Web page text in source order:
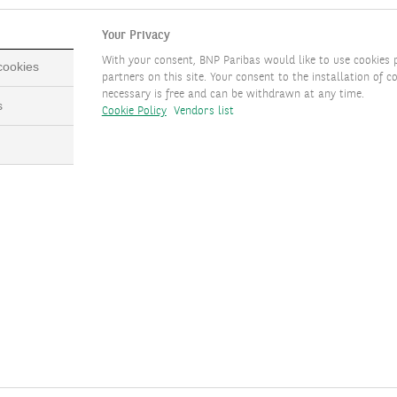
éolienne au réseau électrique. Cela devrait stimuler
l'importance
et de véhicules électriques, la nécessité de recycler
circulaire : la nécessité de se concentrer sur la réutilisation,
Your Privacy
With your consent, BNP Paribas would like to use cookies
partners on this site. Your consent to the installation of
necessary is free and can be withdrawn at any time.
Cookie Policy
Vendors list